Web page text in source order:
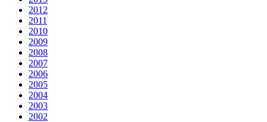
2012
2011
2010
2009
2008
2007
2006
2005
2004
2003
2002